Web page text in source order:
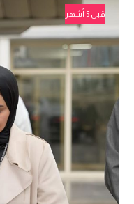
قبل 5 أشهر